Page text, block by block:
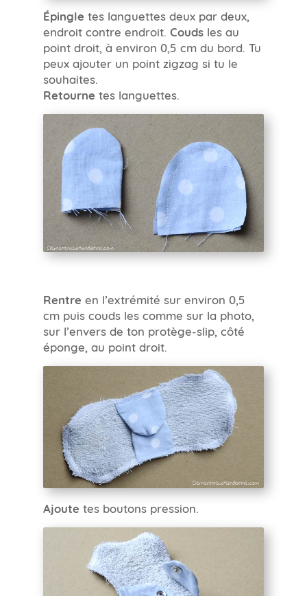
Épingle tes languettes deux par deux,
endroit contre endroit. Coudsles au
point droit, à environ 0,5 cm du bord. Tu
peux ajouter un point zigzag si tu le
souhaites.
Retourne tes languettes.
Rentre en l’extrémité sur environ 0,5
cm puis couds les comme sur la photo,
sur l’envers de ton protège-slip, côté
éponge, au point droit.
Ajoute tes boutons pression.